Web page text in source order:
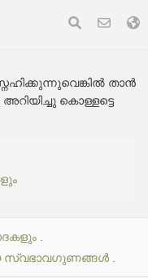
താൻ
കൊള്ളട്ടെ
.
സ്വഭാവഗുണങ്ങൾ.